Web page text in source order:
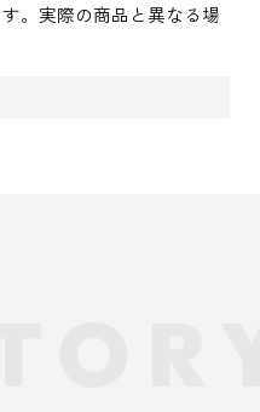
。実際の商品と異なる場